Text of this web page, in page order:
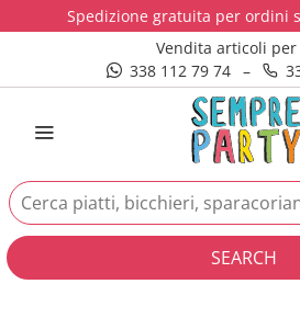
Spedizione gratuita per ordini
Vendita articoli per
338 112 79 74
–
SEARCH